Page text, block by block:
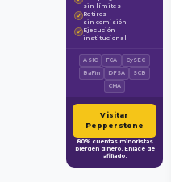
sin límites
✓ Retiros
sin comisión
✓ Ejecución
institucional
ASIC FCA
CySEC
BaFin
DFSA
SCB
CMA
Visitar
Pepperstone
80% cuentas minoristas
pierden dinero. Enlace de
afiliado.